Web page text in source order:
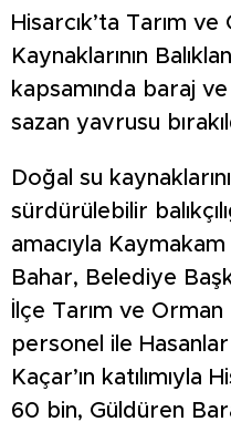
Hisarcık’ta Tarım ve
Kaynaklarının
kapsamında baraj
sazan yavrusu
Doğal su
sürdürülebilir
amacıyla
Bahar, Belediye
İlçe Tarım ve
personel ile
Kaçar’ın katılımıyla
60 bin, Güldüren